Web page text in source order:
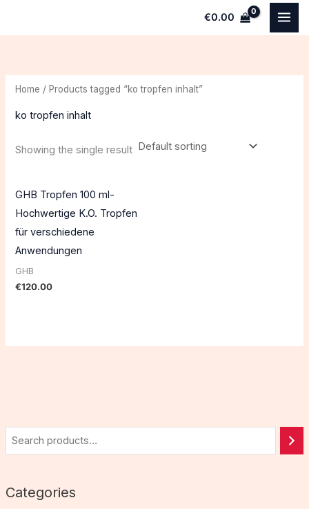
€0.00
Categories
Home / Products tagged “ko tropfen inhalt”
ko tropfen inhalt
Showing the single result
GHB Tropfen 100 ml-
Hochwertige K.O. Tropfen
für verschiedene
Anwendungen
GHB
€120.00